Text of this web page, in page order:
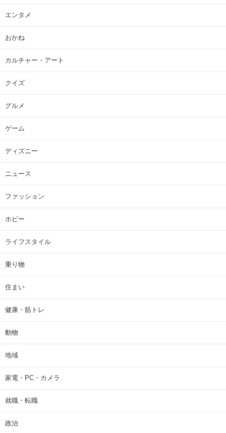
エンタメ
おかね
カルチャー・アート
クイズ
グルメ
ゲーム
ディズニー
ニュース
ファッション
ホビー
ライフスタイル
乗り物
住まい
健康・筋トレ
動物
地域
家電・PC・カメラ
就職・転職
政治